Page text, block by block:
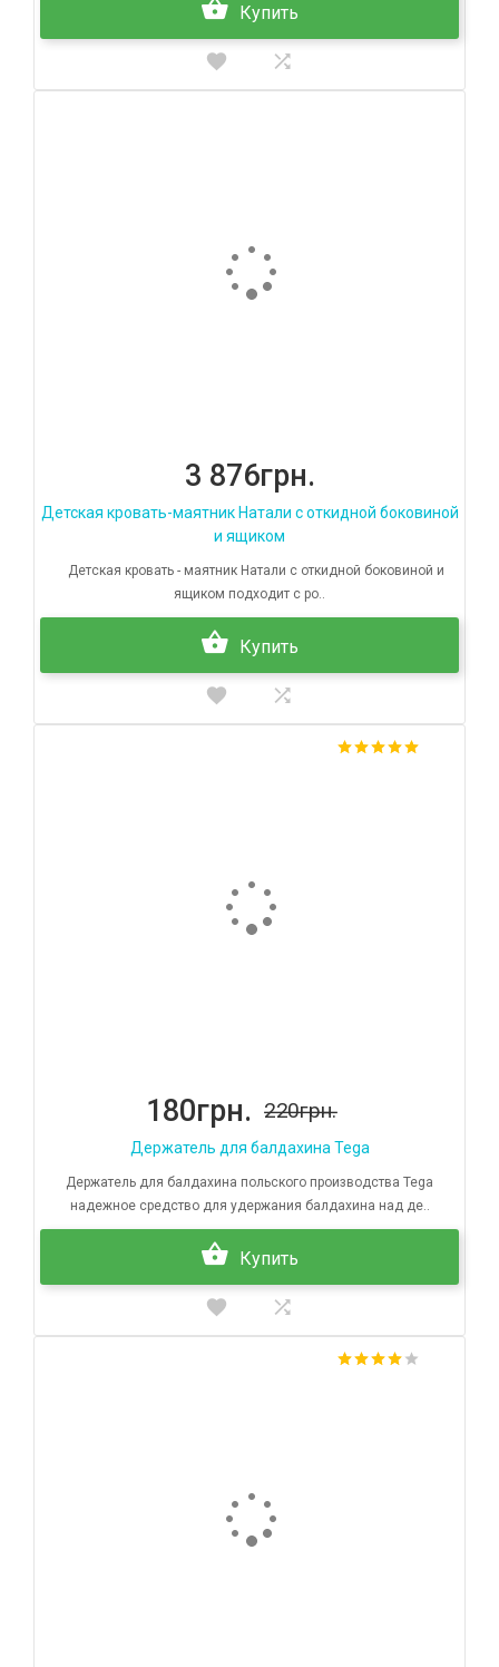
Купить
3 876грн.
Детская кровать-маятник Натали с откидной боковиной
и ящиком
Детская кровать - маятник Натали с откидной боковиной и
ящиком подходит с ро..
Купить
180грн. 220грн.
Держатель для балдахина Tega
Держатель для балдахина польского производства Tega
надежное средство для удержания балдахина над де..
Купить